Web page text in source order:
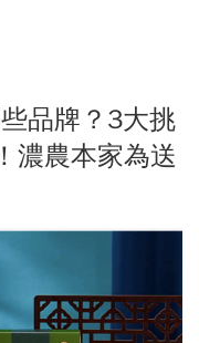
品牌？3大挑
濃農本家為送